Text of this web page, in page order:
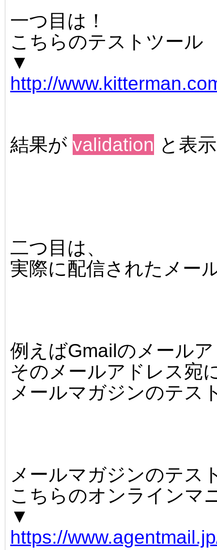
一つ目は！
こちらのテストツール
▼
http://
結果が validation と表
二つ目は、
実際に配信されたメー
例えばGmailのメール
そのメールアドレス宛
メールマガジンのテス
メールマガジンのテス
こちらのオンラインマ
▼
https://